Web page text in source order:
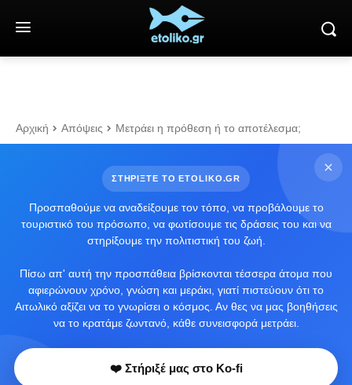
Αρχική Απόψεις Μετράει η πρόθεση ή το αποτέλεσμα;
ΣΤΗΡΙΞΤΕ ΤΟ ETOLIKO.GR
Προσπαθούμε να αναδείξουμε τον τόπο, να προβάλουμε το
τουριστικό του πρόσωπο, να φωτίσουμε τις δράσεις του και να
στηρίξουμε την πολιτιστική του ζωή.
Πίσω απ' αυτή την προσπάθεια βρίσκονται τέσσερα άτομα που
αφιερώνουν χρόνο, γνώση και μεράκι, γιατί πιστεύουν ότι το
Αιτωλικό αξίζει να το γνωρίσει ο κόσμος. Αν θες να μας βοηθήσεις
να το κρατάμε ζωντανό, κάθε συνεισφορά μετράει.
❤️ Στήριξέ μας στο Ko-fi